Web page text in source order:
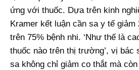
ứng với thuốc. Dựa trên kinh
Kramer kết luận cần sa y tế
trên 75% bệnh nhi. ‘Như thế là
thuốc nào trên thị trường’, vị bác
sa không chỉ giảm co thắt mà